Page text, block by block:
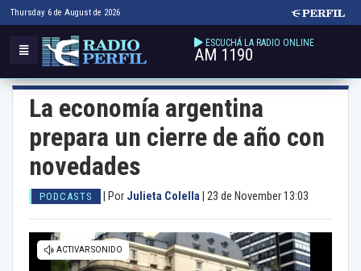
Thursday 6 de August de 2026
ESCUCHÁ LA RADIO ONLINE
AM 1190
La economía argentina
prepara un cierre de año con
novedades
PODCASTS Por Julieta Colella 23 de November 13:03